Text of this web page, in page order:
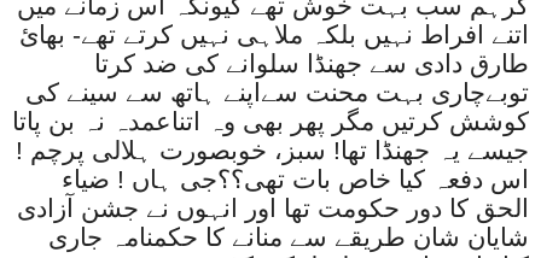
کرہم سب بہت خوش تھے کیونکہ اس زمانے میں
اتنے افراط نہیں بلکہ ملاہی نہیں کرتے تھے- بھائ
طارق دادی سے جھنڈا سلوانے کی ضد کرتا
توبےچاری بہت محنت سےاپنے ہاتھ سے سینے کی
کوشش کرتیں مگر پھر بھی وہ اتناعمدہ نہ بن پاتا
جیسے یہ جھنڈا تھا! سبز، خوبصورت ہلالی پرچم !
اس دفعہ کیا خاص بات تھی؟؟جی ہاں ! ضیاء
الحق کا دور حکومت تھا اور انہوں نے جشن آزادی
شایان شان طریقے سے منانے کا حکمنامہ جاری